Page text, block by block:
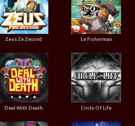
Zeus Ze Zecond Le Fisherman
Deal With Death Circle Of Life